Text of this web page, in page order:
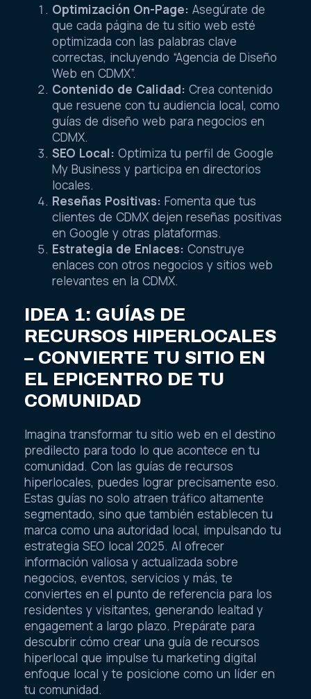
Optimización On-Page: Asegúrate de
que cada página de tu sitio web esté
optimizada con las palabras clave
correctas, incluyendo “Agencia de Diseño
Web en CDMX”.
Contenido de Calidad: Crea contenido
que resuene con tu audiencia local, como
guías de diseño web para negocios en
CDMX.
SEO Local: Optimiza tu perfil de Google
My Business y participa en directorios
locales.
Reseñas Positivas: Fomenta que tus
clientes de CDMX dejen reseñas positivas
en Google y otras plataformas.
Estrategia de Enlaces: Construye
enlaces con otros negocios y sitios web
relevantes en la CDMX.
IDEA 1: GUÍAS DE
RECURSOS HIPERLOCALES
– CONVIERTE TU SITIO EN
EL EPICENTRO DE TU
COMUNIDAD
Imagina transformar tu sitio web en el destino
predilecto para todo lo que acontece en tu
comunidad. Con las guías de recursos
hiperlocales, puedes lograr precisamente eso.
Estas guías no solo atraen tráfico altamente
segmentado, sino que también establecen tu
marca como una autoridad local, impulsando tu
estrategia SEO local 2025. Al ofrecer
información valiosa y actualizada sobre
negocios, eventos, servicios y más, te
conviertes en el punto de referencia para los
residentes y visitantes, generando lealtad y
engagement a largo plazo. Prepárate para
descubrir cómo crear una guía de recursos
hiperlocal que impulse tu marketing digital
enfoque local y te posicione como un líder en
tu comunidad.